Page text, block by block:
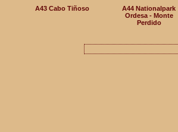
A43 Cabo Tiñoso
A44 Nationalpark
Ordesa - Monte
Perdido